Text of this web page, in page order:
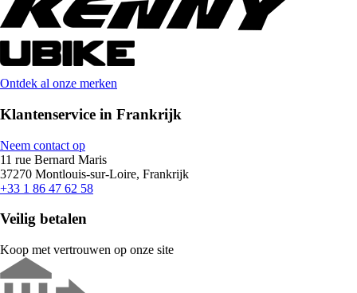
Ontdek al onze merken
Klantenservice in Frankrijk
Neem contact op
11 rue Bernard Maris
37270 Montlouis-sur-Loire, Frankrijk
+33 1 86 47 62 58
Veilig betalen
Koop met vertrouwen op onze site